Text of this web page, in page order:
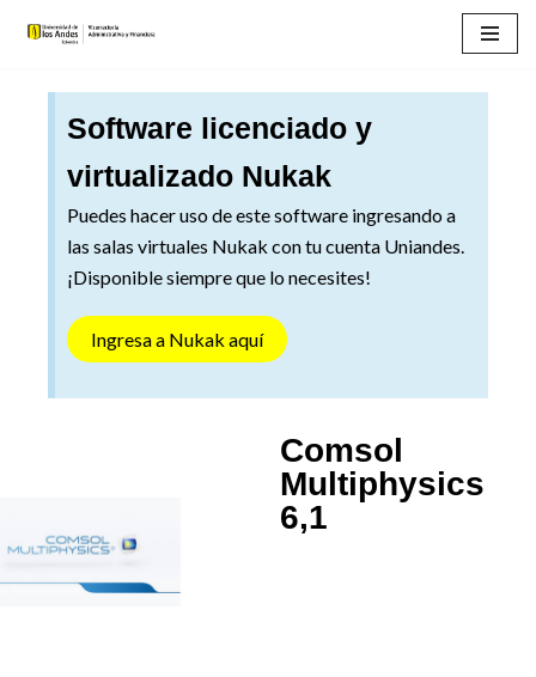
contenidoSoftware licenciado y
virtualizado Nukak
Puedes hacer uso de este software ingresando a
las salas virtuales Nukak con tu cuenta Uniandes.
¡Disponible siempre que lo necesites!
Ingresa a Nukak aquí
Comsol
Multiphysics
6,1